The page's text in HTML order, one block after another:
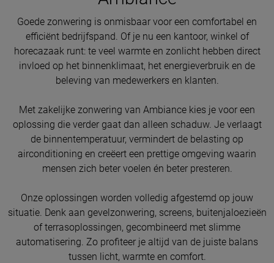
Goede zonwering is onmisbaar voor een comfortabel en
efficiënt bedrijfspand. Of je nu een kantoor, winkel of
horecazaak runt: te veel warmte en zonlicht hebben direct
invloed op het binnenklimaat, het energieverbruik en de
beleving van medewerkers en klanten.
Met zakelijke zonwering van Ambiance kies je voor een
oplossing die verder gaat dan alleen schaduw. Je verlaagt
de binnentemperatuur, vermindert de belasting op
airconditioning en creëert een prettige omgeving waarin
mensen zich beter voelen én beter presteren.
Onze oplossingen worden volledig afgestemd op jouw
situatie. Denk aan gevelzonwering, screens, buitenjaloezieën
of terrasoplossingen, gecombineerd met slimme
automatisering. Zo profiteer je altijd van de juiste balans
tussen licht, warmte en comfort.